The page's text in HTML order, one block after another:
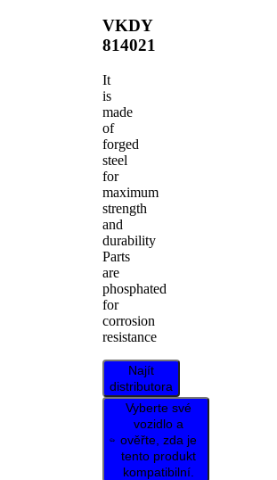
VKDY
814021
It
is
made
of
forged
steel
for
maximum
strength
and
durability
Parts
are
phosphated
for
corrosion
resistance
Najít
distributora
Vyberte své
vozidlo a
ověřte, zda je
tento produkt
kompatibilní.